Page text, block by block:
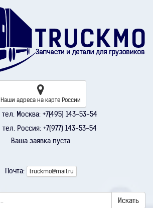
Наши адреса на карте России
тел. Москва: +7(495) 143-53-54
тел. Россия: +7(977) 143-53-54
Ваша заявка пуста
Почта: truckmo@mail.ru